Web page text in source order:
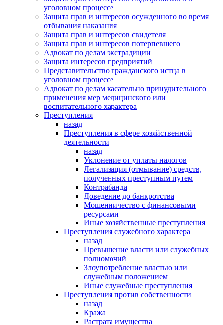
уголовном процессе
Защита прав и интересов осужденного во время
отбывания наказания
Защита прав и интересов свидетеля
Защита прав и интересов потерпевшего
Адвокат по делам экстрадиции
Защита интересов предприятий
Представительство гражданского истца в
уголовном процессе
Адвокат по делам касательно принудительного
применения мер медицинского или
воспитательного характера
Преступления
назад
Преступления в сфере хозяйственной
деятельности
назад
Уклонение от уплаты налогов
Легализация (отмывание) средств,
полученных преступным путем
Контрабанда
Доведение до банкротства
Мошенничество с финансовыми
ресурсами
Иные хозяйственные преступления
Преступления служебного характера
назад
Превышение власти или служебных
полномочий
Злоупотребление властью или
служебным положением
Иные служебные преступления
Преступления против собственности
назад
Кража
Растрата имущества